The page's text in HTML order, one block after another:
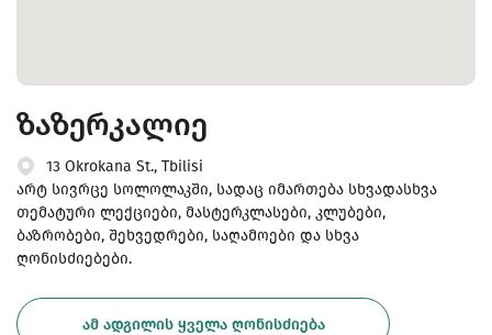
ზაზერკალიე
13 Okrokana St., Tbilisi
არტ სივრცე სოლოლაკში, სადაც იმართება სხვადასხვა
თემატური ლექციები, მასტერკლასები, კლუბები,
ბაზრობები, შეხვედრები, საღამოები და სხვა
ღონისძიებები.
ᲐᲛ ᲐᲓᲒᲘᲚᲘᲡ ᲧᲕᲔᲚᲐ ᲦᲝᲜᲘᲡᲫᲘᲔᲑᲐ